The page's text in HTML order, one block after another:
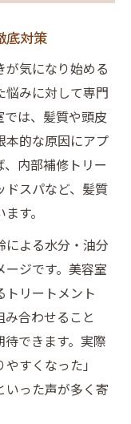
底対策
気になり始める
悩みに対して専門
は、髪質や頭皮
本的な原因にアプ
内部補修トリー
ドスパなど、髪質
す。
による水分・油分
ジです。美容室
トリートメント
合わせること
できます。実際
すくなった」
いった声が多く寄